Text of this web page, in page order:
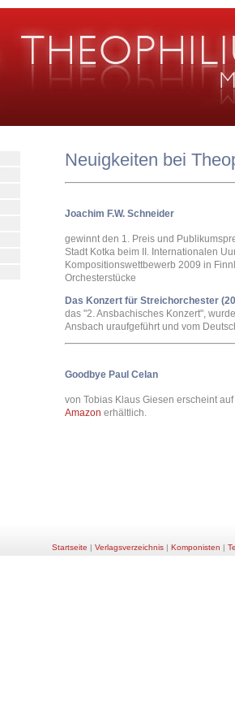
Neuigkeiten bei
Joachim F.W. Schneider
gewinnt den 1. Preis und
Stadt Kotka beim II. Internationalen
Kompositionswettbewerb 2009 in
Orchesterstücke
Das Konzert für Streichorchester
das "2. Ansbachisches Konzert",
Ansbach uraufgeführt und vom
Goodbye Paul Celan
von Tobias Klaus Giesen erscheint
Amazon erhältlich.
Startseite | Verlagsverzeichnis| Komponisten |